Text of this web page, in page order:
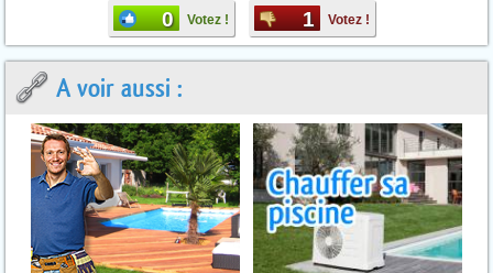
0 Votez ! 1 Votez !
A voir aussi :